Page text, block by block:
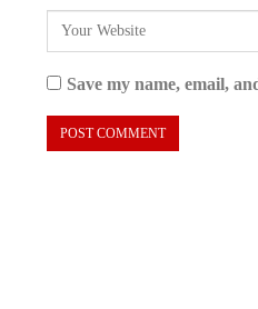
Save my name, email,